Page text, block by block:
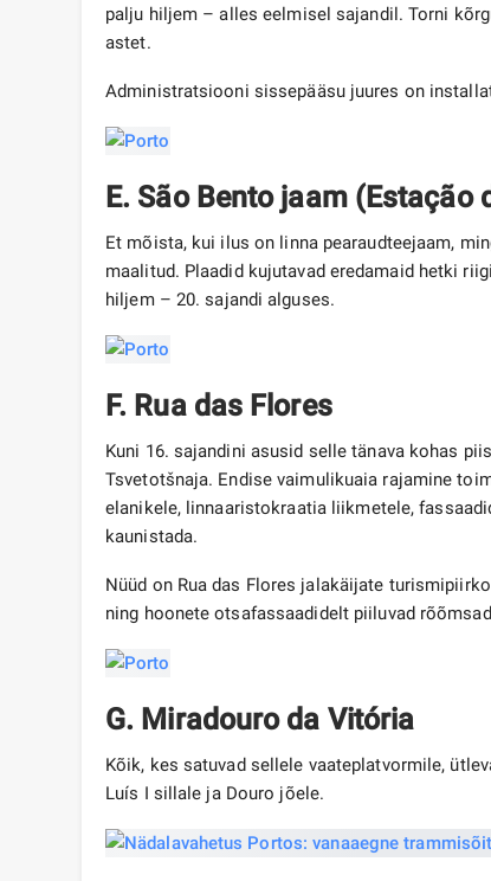
palju hiljem – alles eelmisel sajandil. Torni
astet.
Administratsiooni sissepääsu juures on
E. São Bento jaam (Estação
Et mõista, kui ilus on linna pearaudteejaam,
maalitud. Plaadid kujutavad eredamaid hetki
hiljem – 20. sajandi alguses.
F. Rua das Flores
Kuni 16. sajandini asusid selle tänava kohas
Tsvetotšnaja. Endise vaimulikuaia rajamine
elanikele, linnaaristokraatia liikmetele,
kaunistada.
Nüüd on Rua das Flores jalakäijate
ning hoonete otsafassaadidelt piiluvad
G. Miradouro da Vitória
Kõik, kes satuvad sellele vaateplatvormile,
Luís I sillale ja Douro jõele.